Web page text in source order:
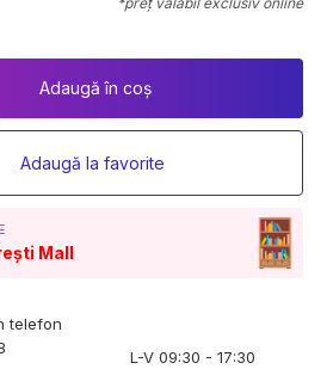
Adaugă în coș
Adaugă la favorite
Mall
telefon
L-V 09:30 - 17:30